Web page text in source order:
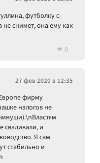
футболку с
снимет, она ему как
0
27 фев 2020 в 12:35
фирму
налогов не
сваливали, и
Я сам
стабильно и